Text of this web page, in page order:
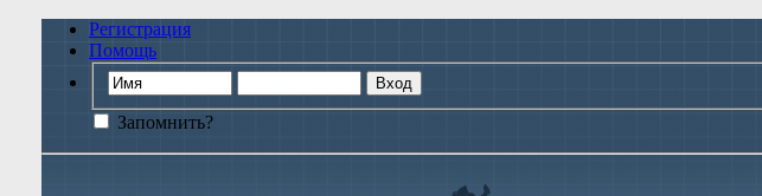
Регистрация
Помощь
Запомнить?